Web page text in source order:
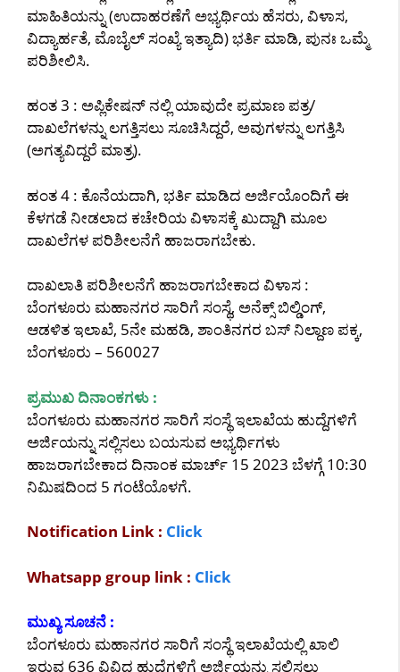
ಮಾಹಿತಿಯನ್ನು (ಉದಾಹರಣೆಗೆ ಅಭ್ಯರ್ಥಿಯ ಹೆಸರು, ವಿಳಾಸ,
ವಿದ್ಯಾರ್ಹತೆ, ಮೊಬೈಲ್ ಸಂಖ್ಯೆ ಇತ್ಯಾದಿ) ಭರ್ತಿ ಮಾಡಿ, ಪುನಃ ಒಮ್ಮೆ
ಪರಿಶೀಲಿಸಿ.
ಹಂತ 3 : ಅಪ್ಲಿಕೇಷನ್ ನಲ್ಲಿ ಯಾವುದೇ ಪ್ರಮಾಣ ಪತ್ರ/
ದಾಖಲೆಗಳನ್ನು ಲಗತ್ತಿಸಲು ಸೂಚಿಸಿದ್ದರೆ, ಅವುಗಳನ್ನು ಲಗತ್ತಿಸಿ
(ಅಗತ್ಯವಿದ್ದರೆ ಮಾತ್ರ).
ಹಂತ 4 : ಕೊನೆಯದಾಗಿ, ಭರ್ತಿ ಮಾಡಿದ ಅರ್ಜಿಯೊಂದಿಗೆ ಈ
ಕೆಳಗಡೆ ನೀಡಲಾದ ಕಚೇರಿಯ ವಿಳಾಸಕ್ಕೆ ಖುದ್ದಾಗಿ ಮೂಲ
ದಾಖಲೆಗಳ ಪರಿಶೀಲನೆಗೆ ಹಾಜರಾಗಬೇಕು.
ದಾಖಲಾತಿ ಪರಿಶೀಲನೆಗೆ ಹಾಜರಾಗಬೇಕಾದ ವಿಳಾಸ :
ಬೆಂಗಳೂರು ಮಹಾನಗರ ಸಾರಿಗೆ ಸಂಸ್ಥೆ, ಅನೆಕ್ಸ್ ಬಿಲ್ಡಿಂಗ್,
ಆಡಳಿತ ಇಲಾಖೆ, 5ನೇ ಮಹಡಿ, ಶಾಂತಿನಗರ ಬಸ್ ನಿಲ್ದಾಣ ಪಕ್ಕ,
ಬೆಂಗಳೂರು – 560027
ಪ್ರಮುಖ ದಿನಾಂಕಗಳು :
ಬೆಂಗಳೂರು ಮಹಾನಗರ ಸಾರಿಗೆ ಸಂಸ್ಥೆ ಇಲಾಖೆಯ ಹುದ್ದೆಗಳಿಗೆ
ಅರ್ಜಿಯನ್ನು ಸಲ್ಲಿಸಲು ಬಯಸುವ ಅಭ್ಯರ್ಥಿಗಳು
ಹಾಜರಾಗಬೇಕಾದ ದಿನಾಂಕ ಮಾರ್ಚ್ 15 2023 ಬೆಳಗ್ಗೆ 10:30
ನಿಮಿಷದಿಂದ 5 ಗಂಟೆಯೊಳಗೆ.
Notification Link : Click
Whatsapp group link : Click
ಮುಖ್ಯ ಸೂಚನೆ :
ಬೆಂಗಳೂರು ಮಹಾನಗರ ಸಾರಿಗೆ ಸಂಸ್ಥೆ ಇಲಾಖೆಯಲ್ಲಿ ಖಾಲಿ
ಇರುವ 636 ವಿವಿಧ ಹುದ್ದೆಗಳಿಗೆ ಅರ್ಜಿಯನ್ನು ಸಲ್ಲಿಸಲು